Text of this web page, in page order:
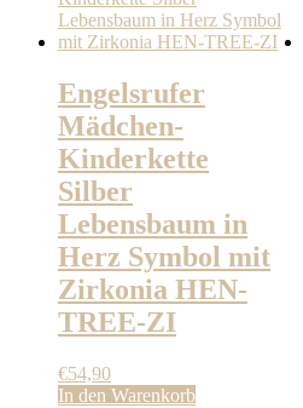
Optionen
können
Engelsrufer
Mädchen-
Kinderkette
Silber
Lebensbaum in
Herz Symbol mit
Zirkonia HEN-
TREE-ZI
€54,90
In den Warenkorb